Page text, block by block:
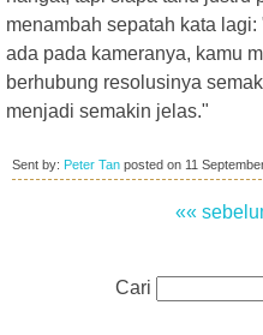
menambah sepatah kata
ada pada kameranya, kamu
berhubung resolusinya
menjadi semakin jelas."
Sent by: Peter Tan posted on 11
««
Cari